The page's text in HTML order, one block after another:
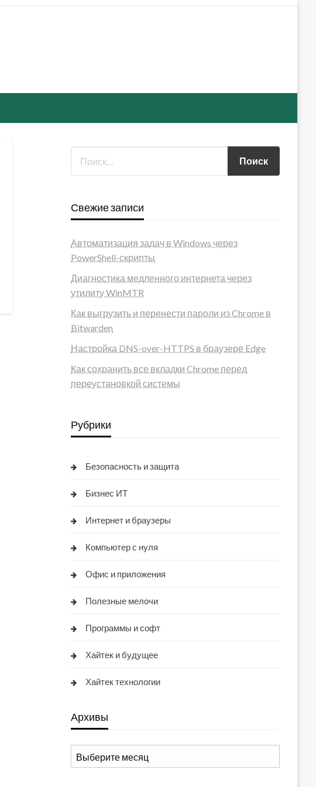
Свежие записи
Автоматизация задач в Windows через
PowerShell-скрипты
Диагностика медленного интернета через
утилиту WinMTR
Как выгрузить и перенести пароли из Chrome в
Bitwarden
Настройка DNS-over-HTTPS в браузере Edge
Как сохранить все вкладки Chrome перед
переустановкой системы
Рубрики
Безопасность и защита
Бизнес ИТ
Интернет и браузеры
Компьютер с нуля
Офис и приложения
Полезные мелочи
Программы и софт
Хайтек и будущее
Хайтек технологии
Архивы
Архивы